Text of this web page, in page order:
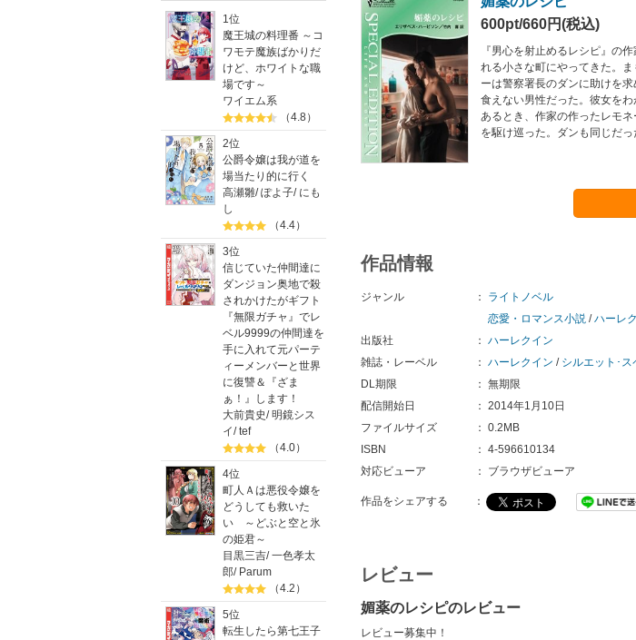
1位
魔王城の料理番 ～コ
ワモテ魔族ばかりだ
けど、ホワイトな職
場です～
ワイエム系
（4.8）
2位
公爵令嬢は我が道を
場当たり的に行く
高瀬雛/ぽよ子/ にも
し
（4.4）
3位
信じていた仲間達に
ダンジョン奥地で殺
されかけたがギフト
『無限ガチャ』でレ
ベル9999の仲間達を
手に入れて元パーテ
ィーメンバーと世界
に復讐＆『ざま
ぁ！』します！
大前貴史/明鏡シス
イ/tef
（4.0）
4位
町人Ａは悪役令嬢を
どうしても救いた
い ～どぶと空と氷
の姫君～
目黒三吉/一色孝太
郎/ Parum
（4.2）
5位
転生したら第七王子
600pt/660円(税込)
『男心を射止めるレシピ』の
れる小さな町にやってきた。
ーは警察署長のダンに助けを
食えない男性だった。彼女を
あるとき、作家の作ったレモ
を駆け巡った。ダンも同じだ
作品情報
ジャンル ：
ライトノベル
恋愛・ロマンス小説 /ハーレ
出版社
： ハーレクイン
雑誌・レーベル
： ハーレクイン / シルエット･
DL期限
： 無期限
配信開始日
： 2014年1月10日
ファイルサイズ
： 0.2MB
ISBN
： 4-596610134
対応ビューア
： ブラウザビューア
作品をシェアする ：
レビュー
媚薬のレシピのレビュー
レビュー募集中！